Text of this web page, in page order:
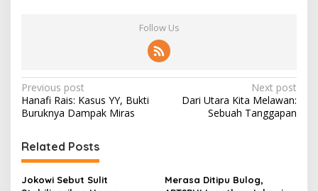
Follow Us
P
o
t
n
Previous post
Hanafi Rais: Kasus YY, Bukti
Buruknya Dampak Miras
Next post
Dari Utara Kita Melawan:
Sebuah Tanggapan
Related Posts
Jokowi Sebut Sulit
Merasa Ditipu Bulog,